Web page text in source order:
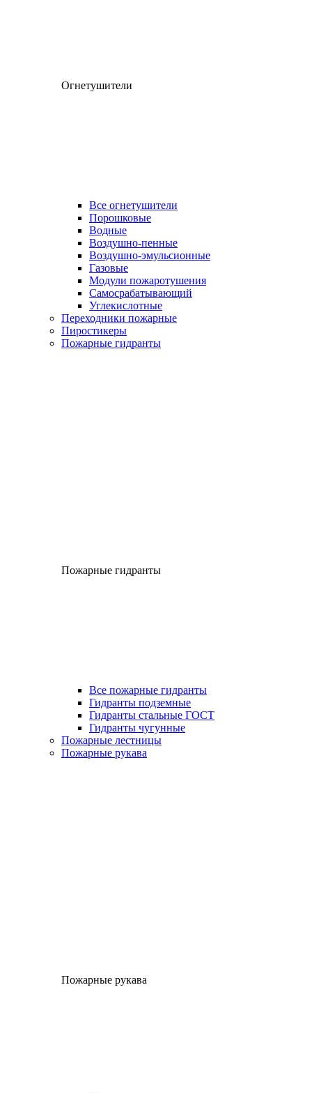
Огнетушители
Все огнетушители
Порошковые
Водные
Воздушно-пенные
Воздушно-эмульсионные
Газовые
Модули пожаротушения
Самосрабатывающий
Углекислотные
Переходники пожарные
Пиростикеры
Пожарные гидранты
Пожарные гидранты
Все пожарные гидранты
Гидранты подземные
Гидранты стальные ГОСТ
Гидранты чугунные
Пожарные лестницы
Пожарные рукава
Пожарные рукава